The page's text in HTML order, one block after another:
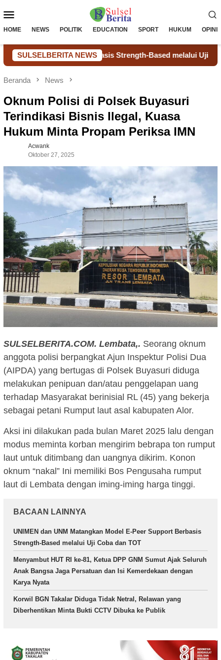
ke
Mobile
HOME NEWS POLITIK EDUCATION SPORT HUKUM OPINI
SULSELBERITA NEWS
Berbasis Strength-Based melalui Uji Coba dan TOT
Beranda News
Oknum Polisi di Polsek Buyasuri
Terindikasi Bisnis Ilegal, Kuasa
Hukum Minta Propam Periksa IMN
Acwank
Oktober 27, 2025
SULSELBERITA.COM. Lembata,. Seorang oknum
anggota polisi berpangkat Ajun Inspektur Polisi Dua
(AIPDA) yang bertugas di Polsek Buyasuri diduga
melakukan penipuan dan/atau penggelapan uang
terhadap Masyarakat berinisial RL (45) yang bekerja
sebagai petani Rumput laut asal kabupaten Alor.
Aksi ini dilakukan pada bulan Maret 2025 lalu dengan
modus meminta korban mengirim bebrapa ton rumput
laut untuk ditimbang dan uangnya dikirim. Konon
oknum “nakal” Ini memiliki Bos Pengusaha rumput
laut di Lembata dengan iming-iming harga tinggi.
BACAAN LAINNYA
UNIMEN dan UNM Matangkan Model E-Peer Support Berbasis
Strength-Based melalui Uji Coba dan TOT
Menyambut HUT RI ke-81, Ketua DPP GNM Sumut Ajak Seluruh
Anak Bangsa Jaga Persatuan dan Isi Kemerdekaan dengan
Karya Nyata
Korwil BGN Takalar Diduga Tidak Netral, Relawan yang
Diberhentikan Minta Bukti CCTV Dibuka ke Publik